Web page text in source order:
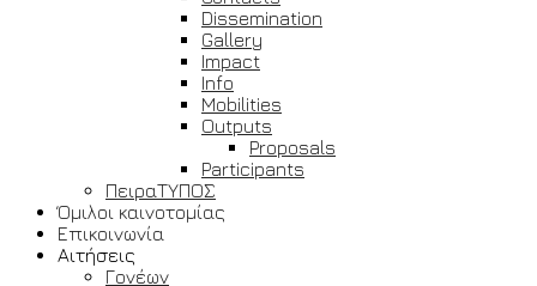
Dissemination
Gallery
Impact
Info
Mobilities
Outputs
Proposals
Participants
ΠειραΤΥΠΟΣ
Όμιλοι καινοτομίας
Επικοινωνία
Αιτήσεις
Γονέων